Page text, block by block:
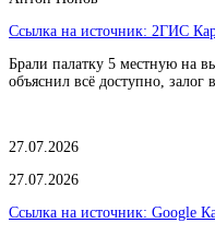
Ссылка на источник: 2ГИС
Брали палатку 5 местную на
объяснил всё доступно, залог
27.07.2026
27.07.2026
Ссылка на источник: Google